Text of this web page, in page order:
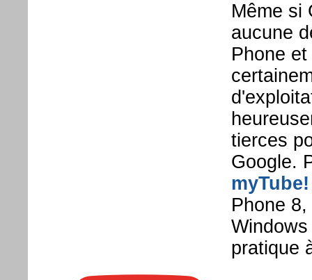
Même si
aucune
Phone
tierces
Google.
myTube!
Phone
pratique